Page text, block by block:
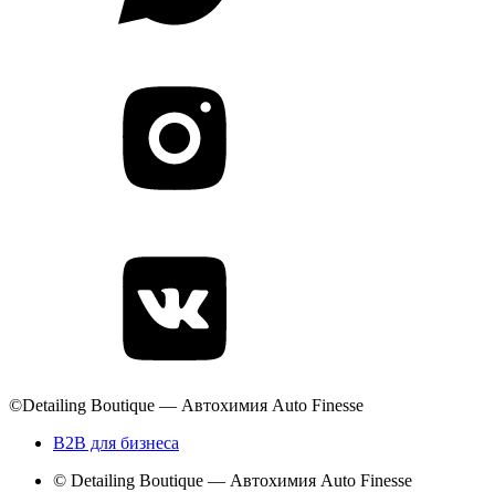
©Detailing Boutique — Автохимия Auto Finesse
B2B для бизнеса
© Detailing Boutique — Автохимия Auto Finesse